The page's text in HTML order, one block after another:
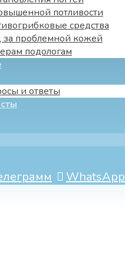
потливости
средства
за проблемной кожей
подологам
и ответы
WhatsApp